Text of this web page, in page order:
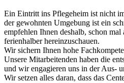
Ein Eintritt ins Pflegeheim ist nicht
der gewohnten Umgebung ist ein
empfehlen Ihnen deshalb, schon mal
ferienhalber hereinzuschauen.
Wir sichern Ihnen hohe
Unsere Mitarbeitenden haben die
und wir engagieren uns in der Aus-
Wir setzen alles daran, dass das